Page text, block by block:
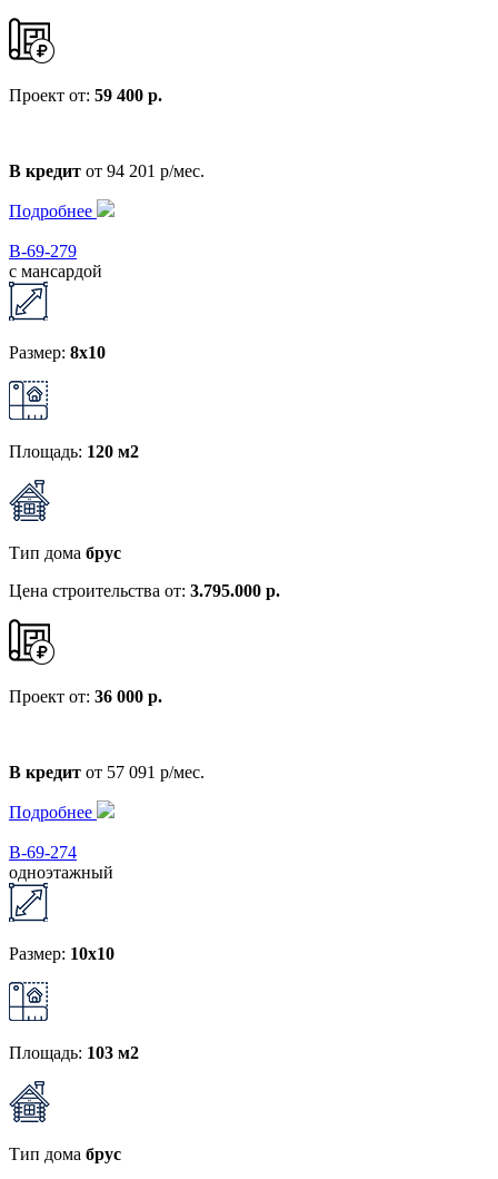
Проект от: 59 400 р.
В кредит от 94 201 р/мес.
Подробнее
В-69-279
с мансардой
Размер: 8x10
Площадь: 120 м2
Тип дома брус
Цена строительства от: 3.795.000 р.
Проект от: 36 000 р.
В кредит от 57 091 р/мес.
Подробнее
В-69-274
одноэтажный
Размер: 10x10
Площадь: 103 м2
Тип дома брус